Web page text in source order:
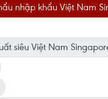
nhập khẩu Việt Nam
siêu Việt Nam